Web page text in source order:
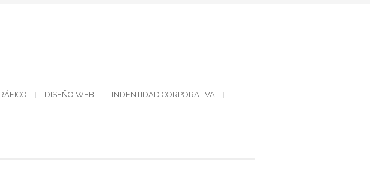
DISEÑO WEB INDENTIDAD CORPORATIVA